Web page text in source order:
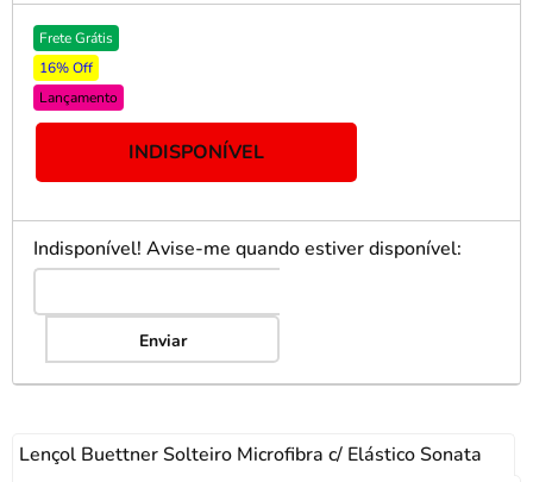
Frete Grátis
16% Off
Lançamento
INDISPONÍVEL
Indisponível! Avise-me quando estiver disponível:
Enviar
Lençol Buettner Solteiro Microfibra c/ Elástico Sonata